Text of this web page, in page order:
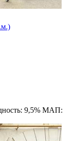
9,5% МАП: